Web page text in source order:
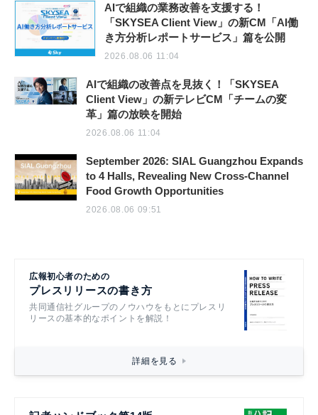
AIで組織の業務改善を支援する！
「SKYSEA Client View」の新CM「AI働
き方分析レポートサービス」篇を公開
2026.08.06 11:04
AIで組織の改善点を見抜く！「SKYSEA
Client View」の新テレビCM「チームの変
革」篇の放映を開始
2026.08.06 11:04
September 2026: SIAL Guangzhou Expands
to 4 Halls, Revealing New Cross-Channel
Food Growth Opportunities
2026.08.06 09:51
広報初心者のための
プレスリリースの書き方
共同通信社グループのノウハウをもとにプレスリ
リースの基本的なポイントを解説！
詳細を見る